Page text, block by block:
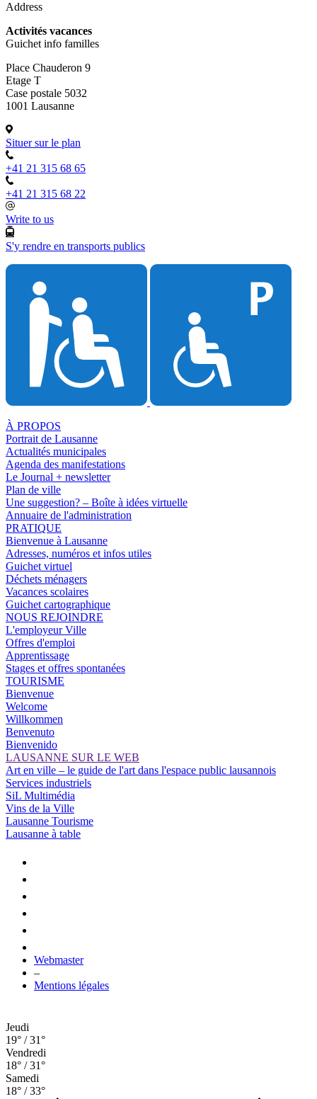
Address
Activités vacances
Guichet info familles
Place Chauderon 9
Etage T
Case postale 5032
1001 Lausanne
Situer sur le plan
+41 21 315 68 65
+41 21 315 68 22
Write to us
S'y rendre en transports publics
À PROPOS
Portrait de Lausanne
Actualités municipales
Agenda des manifestations
Le Journal + newsletter
Plan de ville
Une suggestion? – Boîte à idées virtuelle
Annuaire de l'administration
PRATIQUE
Bienvenue à Lausanne
Adresses, numéros et infos utiles
Guichet virtuel
Déchets ménagers
Vacances scolaires
Guichet cartographique
NOUS REJOINDRE
L'employeur Ville
Offres d'emploi
Apprentissage
Stages et offres spontanées
TOURISME
Bienvenue
Welcome
Willkommen
Benvenuto
Bienvenido
LAUSANNE SUR LE WEB
Art en ville – le guide de l'art dans l'espace public lausannois
Services industriels
SiL Multimédia
Vins de la Ville
Lausanne Tourisme
Lausanne à table
Webmaster
–
Mentions légales
Jeudi
19° / 31°
Vendredi
18° / 31°
Samedi
18° / 33°